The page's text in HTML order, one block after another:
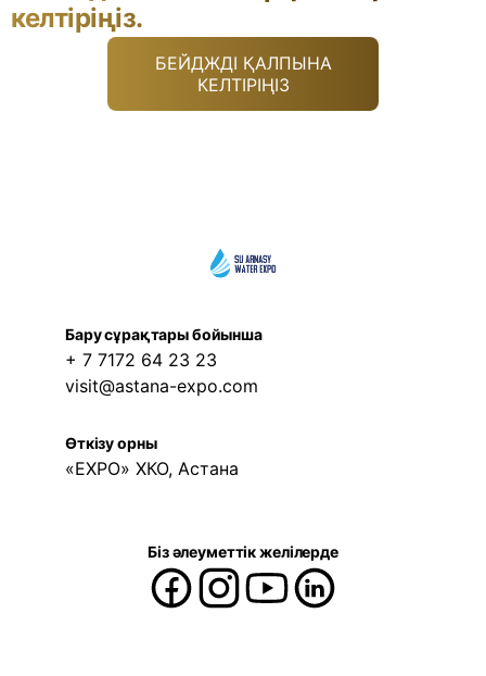
келтіріңіз.
БЕЙДЖДІ ҚАЛПЫНА
КЕЛТІРІҢІЗ
Бару сұрақтары бойынша
+ 7 7172 64 23 23
visit@astana-expo.com
Өткізу орны
«EXPO» ХКО, Астана
Біз әлеуметтік желілерде